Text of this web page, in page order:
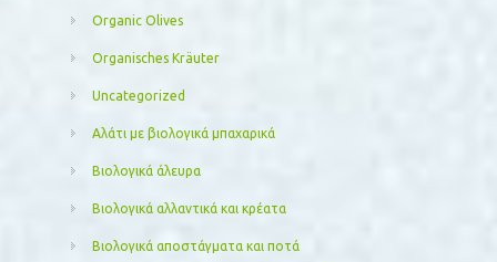
Organic Olives
Organisches Kräuter
Uncategorized
Αλάτι με βιολογικά μπαχαρικά
Βιολογικά άλευρα
Βιολογικά αλλαντικά και κρέατα
Βιολογικά αποστάγματα και ποτά